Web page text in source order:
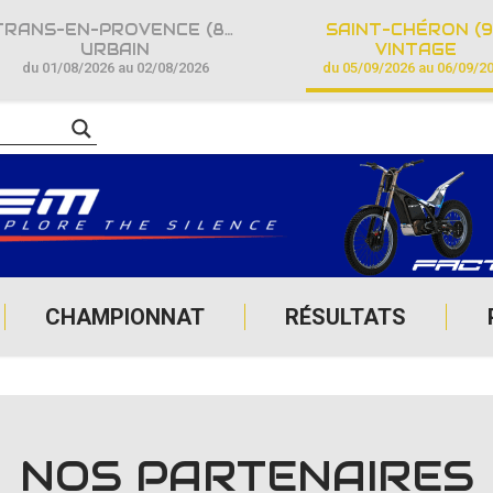
CHAMPIONNAT RÉSULTATS
TRANS-EN-PROVENCE (83)
URBAIN
du 01/08/2026 au 02/08/2026
SAINT-CHÉRON
VINTAGE
du 05/09/2026 au 06/09/
NOS PARTENAIRES